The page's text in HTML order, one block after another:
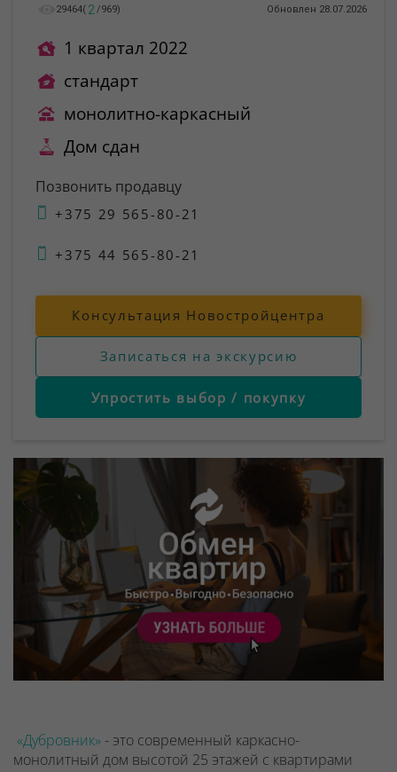
29464( 2 /969) Обновлен 28.07.2026
1 квартал 2022
стандарт
монолитно-каркасный
Дом сдан
Позвонить продавцу
+375 29 565-80-21
+375 44 565-80-21
Консультация Новостройцентра
Записаться на экскурсию
Упростить выбор / покупку
«Дубровник» - это современный каркасно-
монолитный дом высотой 25 этажей с квартирами